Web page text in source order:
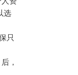
选
只
，